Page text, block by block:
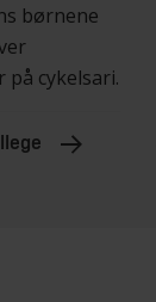
børnene
cykelsari.